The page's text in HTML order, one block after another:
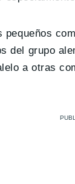
del grupo
a otras